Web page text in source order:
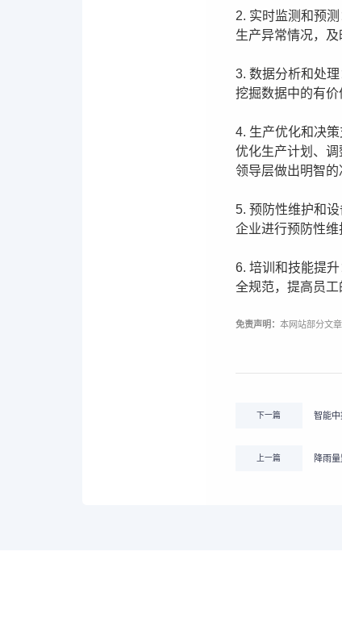
2. 实时监测和预
生产异常情况，及
3. 数据分析和处
挖掘数据中的有价
4. 生产优化和决
优化生产计划、
领导层做出明智的
5. 预防性维护和
企业进行预防性维
6. 培训和技能提
全规范，提高员工
免责声明： 本网站部分文
下一篇 智能
上一篇 降雨